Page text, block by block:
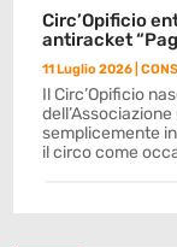
Circ’Opificio
antiracket
11 Luglio 2026 |
Il Circ’Opificio
semplicemente
il circo come